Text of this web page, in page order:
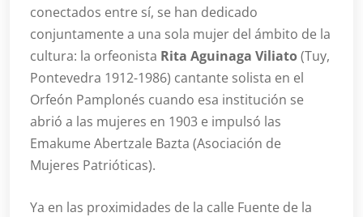
conectados entre sí, se han dedicado
conjuntamente a una sola mujer del ámbito de la
cultura: la orfeonista Rita Aguinaga Viliato(Tuy,
Pontevedra 1912-1986) cantante solista en el
Orfeón Pamplonés cuando esa institución se
abrió a las mujeres en 1903 e impulsó las
Emakume Abertzale Bazta (Asociación de
Mujeres Patrióticas).
Ya en las proximidades de la calle Fuente de la